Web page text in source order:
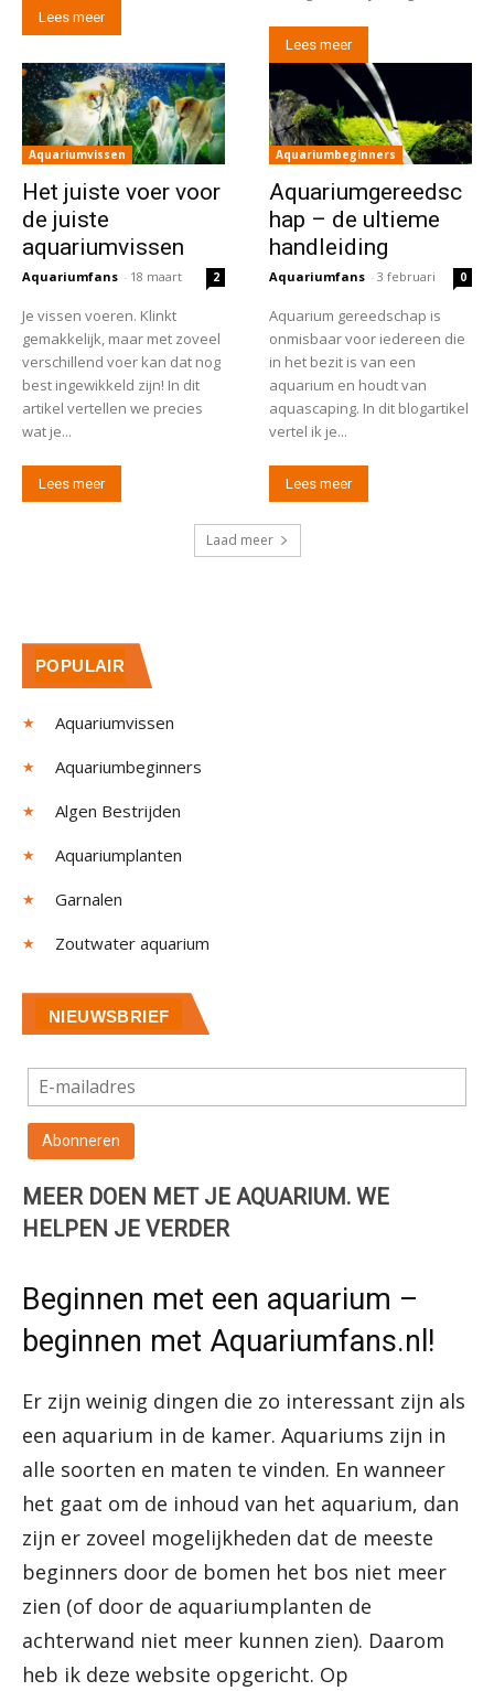
Lees meer
Lees meer
Aquariumvissen
Het juiste voer voor
de juiste
aquariumvissen
Aquariumfans - 18 maart 2
Je vissen voeren. Klinkt
gemakkelijk, maar met zoveel
verschillend voer kan dat nog
best ingewikkeld zijn! In dit
artikel vertellen we precies
wat je...
Lees meer
Aquariumbeginners
Aquariumgereedsc
hap – de ultieme
handleiding
Aquariumfans - 3 februari 0
Aquarium gereedschap is
onmisbaar voor iedereen die
in het bezit is van een
aquarium en houdt van
aquascaping. In dit blogartikel
vertel ik je...
Lees meer
Laad meer
POPULAIR
Aquariumvissen
Aquariumbeginners
Algen Bestrijden
Aquariumplanten
Garnalen
Zoutwater aquarium
NIEUWSBRIEF
MEER DOEN MET JE AQUARIUM. WE
HELPEN JE VERDER
Beginnen met een aquarium –
beginnen met Aquariumfans.nl!
Er zijn weinig dingen die zo interessant zijn als
een aquarium in de kamer. Aquariums zijn in
alle soorten en maten te vinden. En wanneer
het gaat om de inhoud van het aquarium, dan
zijn er zoveel mogelijkheden dat de meeste
beginners door de bomen het bos niet meer
zien (of door de aquariumplanten de
achterwand niet meer kunnen zien). Daarom
heb ik deze website opgericht. Op